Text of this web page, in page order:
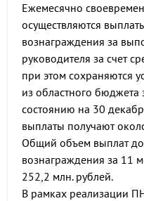
Ежемесячно
осуществляются
вознаграждения за
руководителя за счет
при этом сохраняются
из областного бюджета
состоянию на 30
выплаты получают
Общий объем выплат
вознаграждения за 11
252,2 млн. рублей.
В рамках реализации